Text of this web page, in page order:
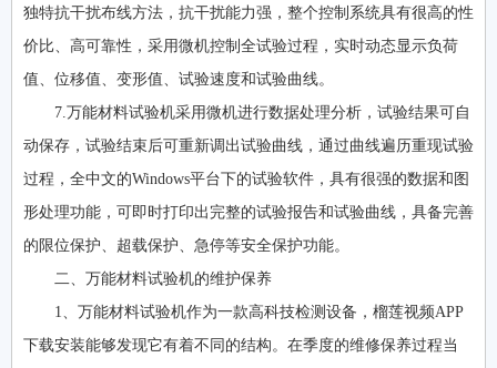
独特抗干扰布线方法，抗干扰能力强，整个控制系统具有很高的性
价比、高可靠性，采用微机控制全试验过程，实时动态显示负荷
值、位移值、变形值、试验速度和试验曲线。
7.万能材料试验机采用微机进行数据处理分析，试验结果可自
动保存，试验结束后可重新调出试验曲线，通过曲线遍历重现试验
过程，全中文的Windows平台下的试验软件，具有很强的数据和图
形处理功能，可即时打印出完整的试验报告和试验曲线，具备完善
的限位保护、超载保护、急停等安全保护功能。
二、万能材料试验机的维护保养
1、万能材料试验机作为一款高科技检测设备，榴莲视频APP
下载安装能够发现它有着不同的结构。在季度的维修保养过程当